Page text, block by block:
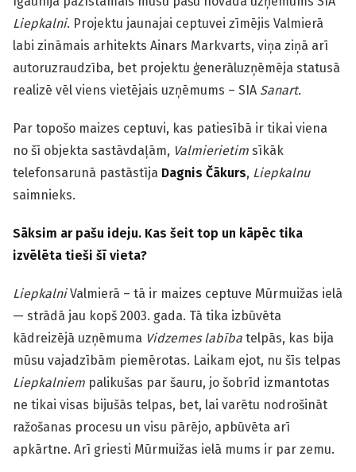
Liepkalni. Projektu jaunajai ceptuvei zīmējis Valmierā
labi zināmais arhitekts Ainars Markvarts, viņa ziņā arī
autoruzraudzība, bet projektu ģenerāluzņēmēja statusā
realizē vēl viens vietējais uzņēmums – SIA Sanart.
Par topošo maizes ceptuvi, kas patiesībā ir tikai viena
no šī objekta sastāvdaļām, Valmierietim sīkāk
telefonsarunā pastāstīja Dagnis Čākurs, Liepkalnu
saimnieks.
Sāksim ar pašu ideju. Kas šeit top un kāpēc tika
izvēlēta tieši šī vieta?
LiepkalniValmierā – tā ir maizes ceptuve Mūrmuižas ielā
— strādā jau kopš 2003. gada. Tā tika izbūvēta
kādreizējā uzņēmuma Vidzemes labība telpās, kas bija
mūsu vajadzībām piemērotas. Laikam ejot, nu šīs telpas
Liepkalniem palikušas par šauru, jo šobrīd izmantotas
ne tikai visas bijušās telpas, bet, lai varētu nodrošināt
ražošanas procesu un visu pārējo, apbūvēta arī
apkārtne. Arī griesti Mūrmuižas ielā mums ir par zemu.